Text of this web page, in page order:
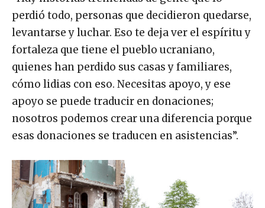
perdió todo, personas que decidieron quedarse,
levantarse y luchar. Eso te deja ver el espíritu y
fortaleza que tiene el pueblo ucraniano,
quienes han perdido sus casas y familiares,
cómo lidias con eso. Necesitas apoyo, y ese
apoyo se puede traducir en donaciones;
nosotros podemos crear una diferencia porque
esas donaciones se traducen en asistencias”.